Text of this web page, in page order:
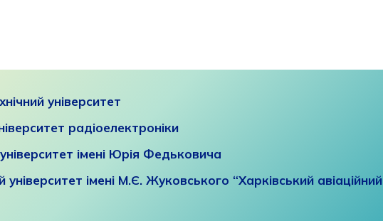
університет
радіоелектроніки
імені Юрія Федьковича
імені М.Є. Жуковського “Харківський авіаційний